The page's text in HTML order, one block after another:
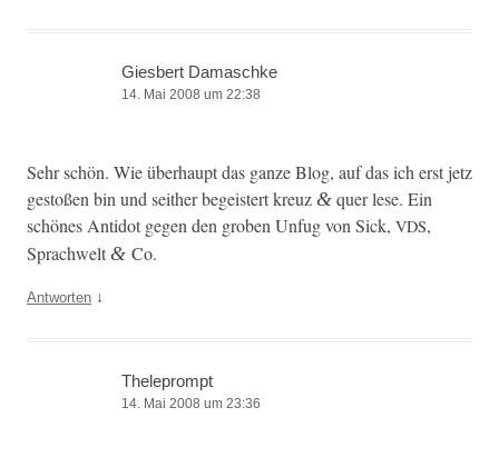
Giesbert Damaschke
14. Mai 2008 um 22:38
Sehr schön. Wie über­haupt das ganze Blog, auf das ich erst jetz
gestoßen bin und sei­ther begeis­tert kreuz & quer lese. Ein
schönes Anti­dot gegen den groben Unfug von Sick, VDS,
Sprach­welt& Co.
Antworten ↓
Theleprompt
14. Mai 2008 um 23:36